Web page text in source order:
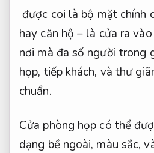
được coi là bộ mặt chính
hay căn hộ – là cửa ra
nơi mà đa số người trong
họp, tiếp khách, và thư
chuẩn.
Cửa phòng họp có thể
dạng bề ngoài, màu sắc,